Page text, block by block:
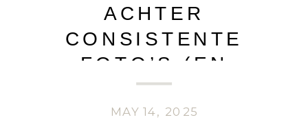
MAY 14, 2025
ACHTER
CONSISTENTE
FOTO’S (EN
SNELLERE
NABEWERKING!)